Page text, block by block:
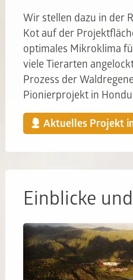
Wir stellen dazu in der
Kot auf der
optimales Mikroklima
viele Tierarten
Prozess der
Pionierprojekt in
Aktuelles Projekt
Einblicke